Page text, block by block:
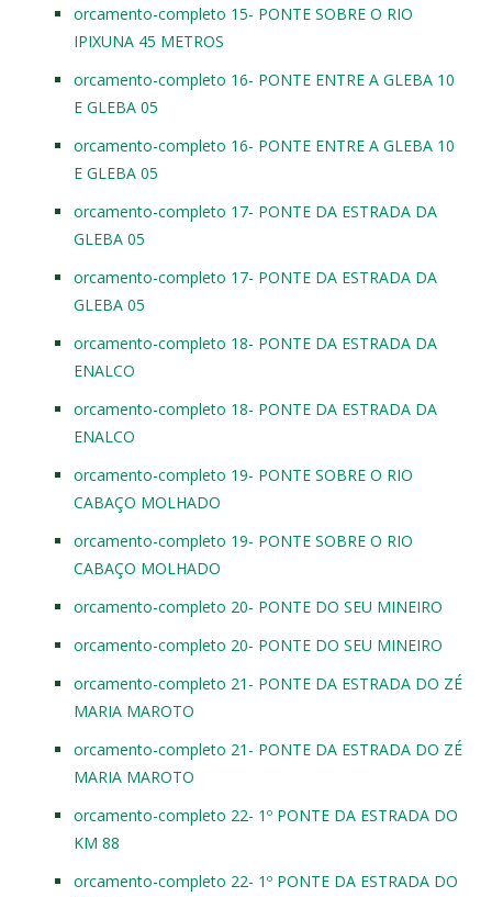
orcamento-completo 15- PONTE SOBRE O RIO
IPIXUNA 45 METROS
orcamento-completo 16- PONTE ENTRE A GLEBA 10
E GLEBA 05
orcamento-completo 16- PONTE ENTRE A GLEBA 10
E GLEBA 05
orcamento-completo 17- PONTE DA ESTRADA DA
GLEBA 05
orcamento-completo 17- PONTE DA ESTRADA DA
GLEBA 05
orcamento-completo 18- PONTE DA ESTRADA DA
ENALCO
orcamento-completo 18- PONTE DA ESTRADA DA
ENALCO
orcamento-completo 19- PONTE SOBRE O RIO
CABAÇO MOLHADO
orcamento-completo 19- PONTE SOBRE O RIO
CABAÇO MOLHADO
orcamento-completo 20- PONTE DO SEU MINEIRO
orcamento-completo 20- PONTE DO SEU MINEIRO
orcamento-completo 21- PONTE DA ESTRADA DO ZÉ
MARIA MAROTO
orcamento-completo 21- PONTE DA ESTRADA DO ZÉ
MARIA MAROTO
orcamento-completo 22- 1º PONTE DA ESTRADA DO
KM 88
orcamento-completo 22- 1º PONTE DA ESTRADA DO